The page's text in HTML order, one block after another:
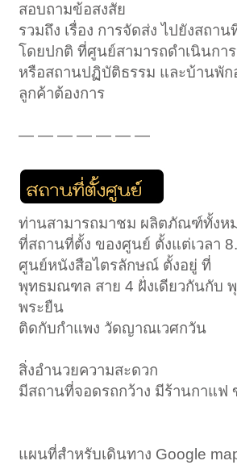
สอบถามข้อสงสัย
รวมถึง เรื่อง การจัดส่ง ไปยังสถา
โดยปกติ ที่ศูนย์สามารถดำเนินกา
หรือสถานปฏิบัติธรรม และบ้านพัก
ลูกค้าต้องการ
— — — — — — —
ท่านสามารถมาชม ผลิตภัณฑ์ทั้งห
ที่สถานที่ตั้ง ของศูนย์ ตั้งแต่เวลา
ศูนย์หนังสือไตรลักษณ์ ตั้งอยู่ ที่
พุทธมณฑล สาย 4 ฝั่งเดียวกันกับ
พระยืน
ติดกับกำแพง วัดญาณเวศกวัน
สิ่งอำนวยความสะดวก
มีสถานที่จอดรถกว้าง มีร้านกาแฟ
แผนที่สำหรับเดินทาง Google